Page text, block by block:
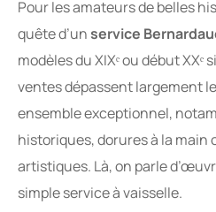
Pour les amateurs de belles
quête d’un service
modèles du XIXᵉ ou début
ventes dépassent largement
ensemble exceptionnel,
historiques, dorures à la main
artistiques. Là, on parle
simple service à vaisselle.